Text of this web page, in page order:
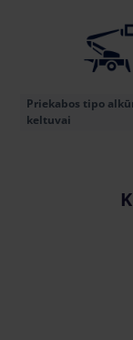
Priekabos tipo
keltuvai